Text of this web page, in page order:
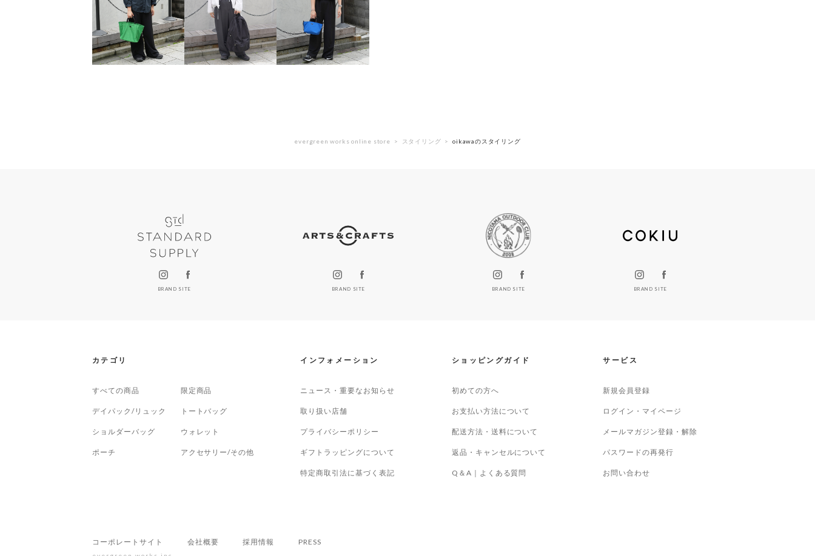
evergreen works online store スタイリング oikawaのスタイリング
BRAND SITE BRAND SITE BRAND SITE BRAND SITE
カテゴリ
すべての商品 限定商品
デイパック/リュック トートバッグ
ショルダーバッグ ウォレット
ポーチ アクセサリー/その他
インフォメーション
ニュース・重要なお知らせ
取り扱い店舗
プライバシーポリシー
ギフトラッピングについて
特定商取引法に基づく表記
ショッピングガイド
初めての方へ
お支払い方法について
配送方法・送料について
返品・キャンセルについて
Q＆A｜よくある質問
サービス
新規会員登録
ログイン・マイページ
メールマガジン登録・解除
パスワードの再発行
お問い合わせ
コーポレートサイト 会社概要 採用情報 PRESS